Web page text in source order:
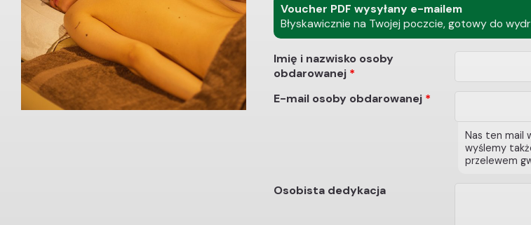
Voucher PDF wysyłany e-mailem
Błyskawicznie na Twojej poczcie, gotowy do
Imię i nazwisko osoby
obdarowanej*
E-mail osoby obdarowanej*
Nas ten mail
wyślemy
przelewem
Osobista dedykacja